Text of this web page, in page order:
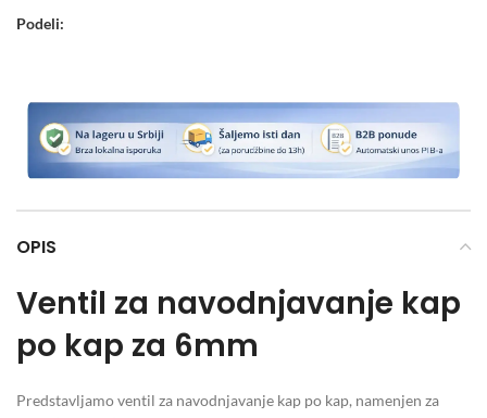
Podeli:
OPIS
Ventil za navodnjavanje kap
po kap za 6mm
Predstavljamo ventil za navodnjavanje kap po kap, namenjen za